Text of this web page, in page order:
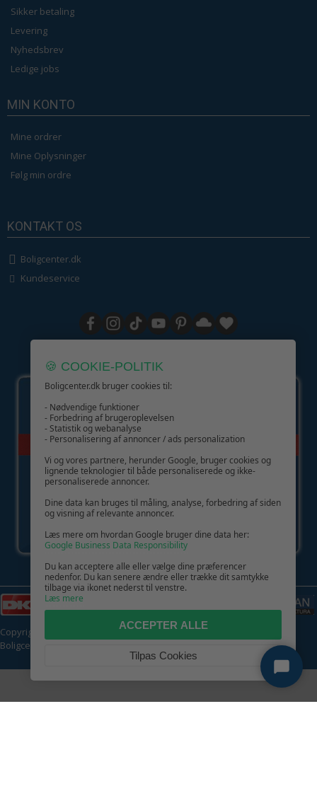
Sikker betaling
Levering
Nyhedsbrev
Ledige jobs
MIN KONTO
Mine ordrer
Mine Oplysninger
Følg min ordre
KONTAKT OS
Boligcenter.dk
Kundeservice
GIV GLÆDE MED ET GAVEKORT!
Copyright © 2026 | CVR: DK41222093 | Alle rettigheder forbeholdes |
Boligcenter.dk
🍪 COOKIE-POLITIK
Boligcenter.dk bruger cookies til:
- Nødvendige funktioner
- Forbedring af brugeroplevelsen
- Statistik og webanalyse
- Personalisering af annoncer / ads personalization
Vi og vores partnere, herunder Google, bruger cookies og
lignende teknologier til både personaliserede og ikke-
personaliserede annoncer.
Dine data kan bruges til måling, analyse, forbedring af siden
og visning af relevante annoncer.
Læs mere om hvordan Google bruger dine data her:
Google Business Data Responsibility
Du kan acceptere alle eller vælge dine præferencer
nedenfor. Du kan senere ændre eller trække dit samtykke
tilbage via ikonet nederst til venstre.
Læs mere
ACCEPTER ALLE
Tilpas Cookies